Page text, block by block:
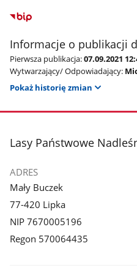
Informacje o publikacji
Pierwsza publikacja:07.09.2021
Wytwarzający/ Odpowiadający:
Pokaż historię zmian
stopka
Lasy Państwowe
ADRES
Mały Buczek
77-420 Lipka
NIP 7670005196
Regon 570064435